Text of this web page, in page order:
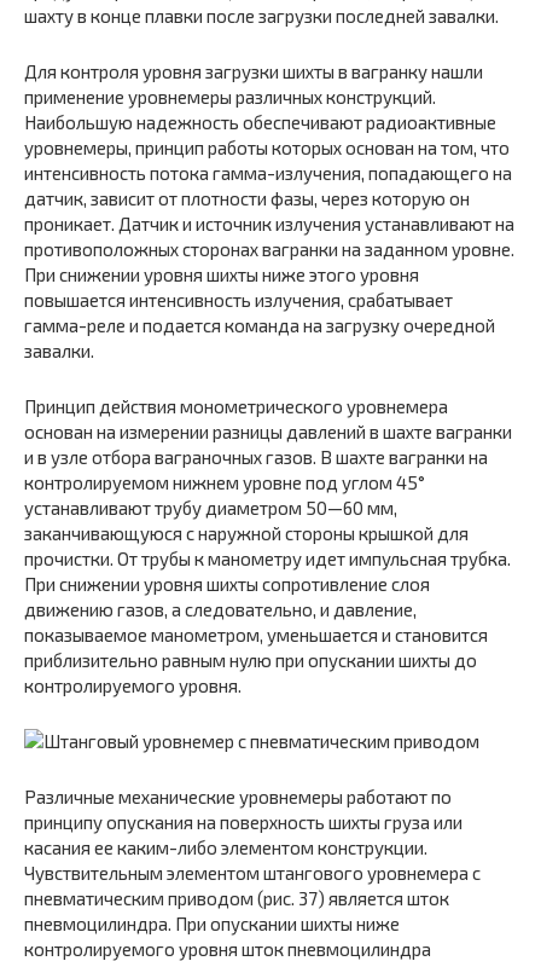
шахту в конце плавки после загрузки последней завалки.
Для контроля уровня загрузки шихты в вагранку нашли
применение уровнемеры различных конструкций.
Наибольшую надежность обеспечивают радиоактивные
уровнемеры, принцип работы которых основан на том, что
интенсивность потока гамма-излучения, попадающего на
датчик, зависит от плотности фазы, через которую он
проникает. Датчик и источник излучения устанавливают на
противоположных сторонах вагранки на заданном уровне.
При снижении уровня шихты ниже этого уровня
повышается интенсивность излучения, срабатывает
гамма-реле и подается команда на загрузку очередной
завалки.
Принцип действия монометрического уровнемера
основан на измерении разницы давлений в шахте вагранки
и в узле отбора ваграночных газов. В шахте вагранки на
контролируемом нижнем уровне под углом 45°
устанавливают трубу диаметром 50—60 мм,
заканчивающуюся с наружной стороны крышкой для
прочистки. От трубы к манометру идет импульсная трубка.
При снижении уровня шихты сопротивление слоя
движению газов, а следовательно, и давление,
показываемое манометром, уменьшается и становится
приблизительно равным нулю при опускании шихты до
контролируемого уровня.
Различные механические уровнемеры работают по
принципу опускания на поверхность шихты груза или
касания ее каким-либо элементом конструкции.
Чувствительным элементом штангового уровнемера с
пневматическим приводом (рис. 37) является шток
пневмоцилиндра. При опускании шихты ниже
контролируемого уровня шток пневмоцилиндра